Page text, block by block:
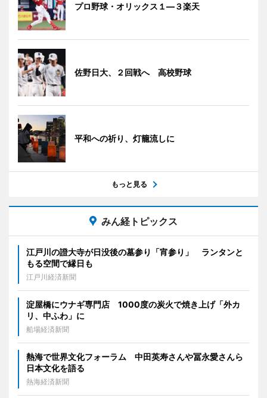
プロ野球・オリックス１―３楽天
佐野日大、２回戦へ 高校野球
平和への祈り、灯籠流しに
もっと見る
みん経トピックス
江戸川の證大寺が日没後の墓参り「宵参り」 ランタンと
もる空間で縁日も
江戸川経済新聞
淀屋橋にウナギ専門店 1000度の炭火で焼き上げ「外カ
リ、中ふわ」に
船場経済新聞
熱海で世界文化フォーラム 中田英寿さんや冨永愛さんら
日本文化を語る
熱海経済新聞